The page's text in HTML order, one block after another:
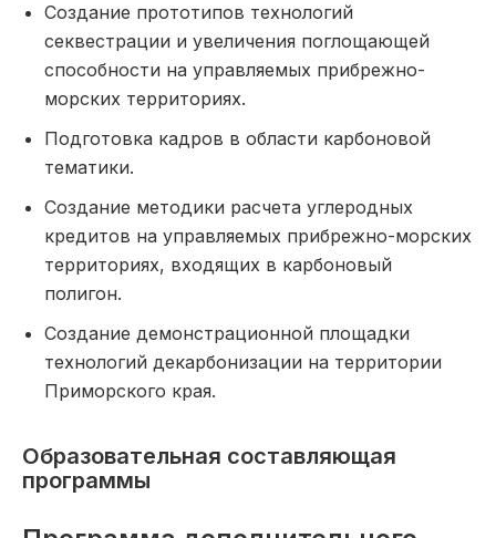
Создание прототипов технологий
секвестрации и увеличения поглощающей
способности на управляемых прибрежно-
морских территориях.
Подготовка кадров в области карбоновой
тематики.
Создание методики расчета углеродных
кредитов на управляемых прибрежно-морских
территориях, входящих в карбоновый
полигон.
Создание демонстрационной площадки
технологий декарбонизации на территории
Приморского края.
Образовательная составляющая
программы